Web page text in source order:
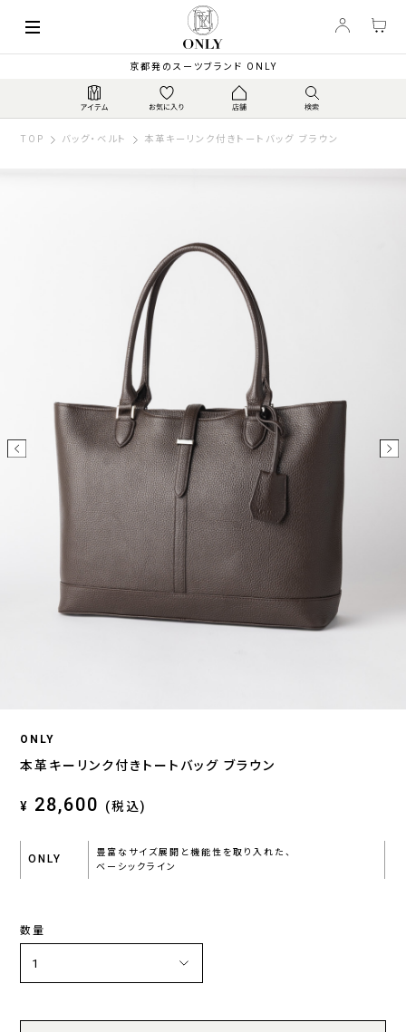
京都発のスーツブランド ONLY
TOP バッグ・ベルト 本革キーリンク付きトートバッグ ブラウン
ONLY
本革キーリンク付きトートバッグ ブラウン
¥ 28,600 (税込)
ONLY
豊富なサイズ展開と機能性を取り入れた、
ベーシックライン
数量